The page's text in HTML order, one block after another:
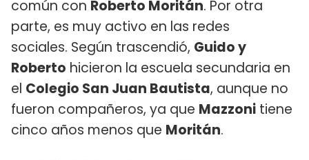
común con Roberto Moritán. Por otra
parte, es muy activo en las redes
sociales. Según trascendió, Guido y
Roberto hicieron la escuela secundaria en
el Colegio San Juan Bautista, aunque no
fueron compañeros, ya que Mazzoni tiene
cinco años menos que Moritán.